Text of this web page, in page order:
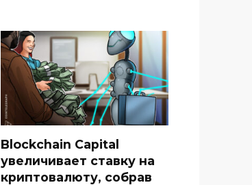
Blockchain Capital
увеличивает ставку на
криптовалюту, собрав